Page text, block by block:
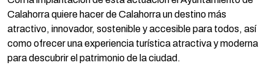
Calahorra quiere hacer de Calahorra un destino más
atractivo, innovador, sostenible y accesible para todos, así
como ofrecer una experiencia turística atractiva y moderna
para descubrir el patrimonio de la ciudad.